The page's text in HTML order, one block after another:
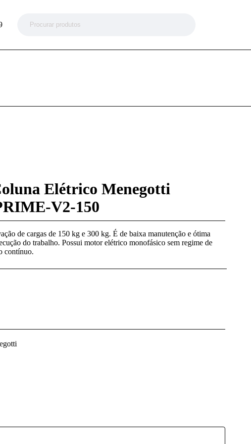
Elétrico Menegotti
V2-150
de cargas de 150 kg e 300 kg. É de baixa manutenção e ótima
do trabalho. Possui motor elétrico monofásico sem regime de
contínuo.